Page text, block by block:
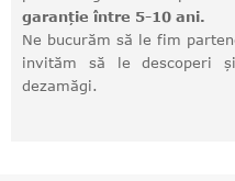
garanție între 5-10 ani.
Ne bucurăm să le fim
invităm să le descoperi
dezamăgi.